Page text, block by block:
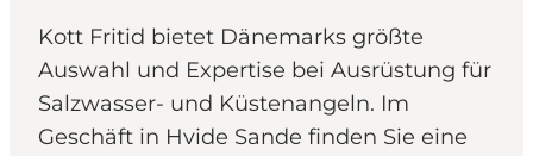
Kott Fritid bietet Dänemarks größte
Auswahl und Expertise bei Ausrüstung für
Salzwasser- und Küstenangeln. Im
Geschäft in Hvide Sande finden Sie eine